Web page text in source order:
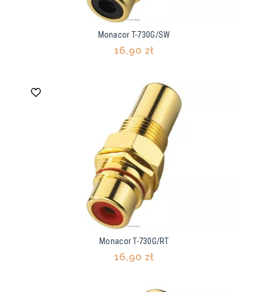
Monacor T-730G/SW
16,90 zł
Monacor T-730G/RT
16,90 zł